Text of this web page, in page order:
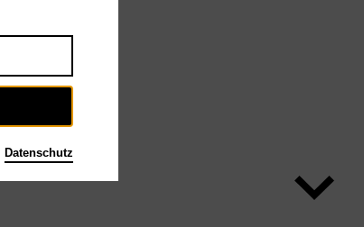
Datenschutz